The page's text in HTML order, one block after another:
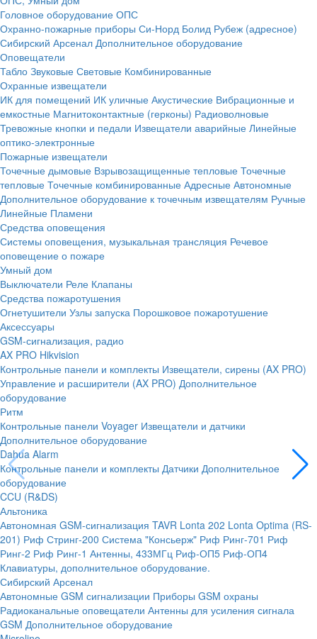
Головное оборудование ОПС
Охранно-пожарные приборы Си-Норд Болид Рубеж (адресное)
Сибирский Арсенал Дополнительное оборудование
Оповещатели
Табло Звуковые Световые Комбинированные
Охранные извещатели
ИК для помещений ИК уличные Акустические Вибрационные и
емкостные Магнитоконтактные (герконы) Радиоволновые
Тревожные кнопки и педали Извещатели аварийные Линейные
оптико-электронные
Пожарные извещатели
Точечные дымовые Взрывозащищенные тепловые Точечные
тепловые Точечные комбинированные Адресные Автономные
Дополнительное оборудование к точечным извещателям Ручные
Линейные Пламени
Средства оповещения
Системы оповещения, музыкальная трансляция Речевое
оповещение о пожаре
Умный дом
Выключатели Реле Клапаны
Средства пожаротушения
Огнетушители Узлы запуска Порошковое пожаротушение
Аксессуары
GSM-сигнализация, радио
AX PRO Hikvision
Контрольные панели и комплекты Извещатели, сирены (AX PRO)
Управление и расширители (AX PRO) Дополнительное
оборудование
Ритм
Контрольные панели Voyager Извещатели и датчики
Дополнительное оборудование
Dahua Alarm
Контрольные панели и комплекты Датчики Дополнительное
оборудование
CCU (R&DS)
Альтоника
Автономная GSM-сигнализация TAVR Lonta 202 Lonta Optima (RS-
201) Риф Стринг-200 Система "Консьерж" Риф Ринг-701 Риф
Ринг-2 Риф Ринг-1 Антенны, 433МГц Риф-ОП5 Риф-ОП4
Клавиатуры, дополнительное оборудование.
Сибирский Арсенал
Автономные GSM сигнализации Приборы GSM охраны
Радиоканальные оповещатели Антенны для усиления сигнала
GSM Дополнительное оборудование